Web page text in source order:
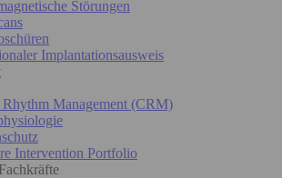
Störungen
Implantationsausweis
Rhythm Management (CRM)
Intervention Portfolio